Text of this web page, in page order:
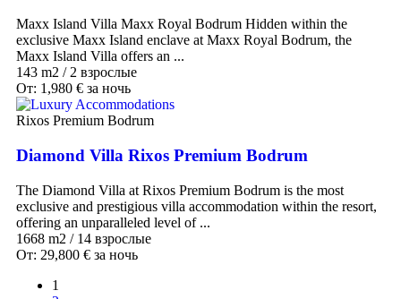
Maxx Island Villa Maxx Royal Bodrum Hidden within the
exclusive Maxx Island enclave at Maxx Royal Bodrum, the
Maxx Island Villa offers an ...
143 m2 / 2 взрослые
От: 1,980 € за ночь
Rixos Premium Bodrum
Diamond Villa Rixos Premium Bodrum
The Diamond Villa at Rixos Premium Bodrum is the most
exclusive and prestigious villa accommodation within the resort,
offering an unparalleled level of ...
1668 m2 / 14 взрослые
От: 29,800 € за ночь
1